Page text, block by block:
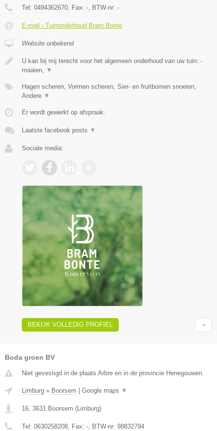
Tel: 0494362670, Fax: -, BTW-nr: -
E-mail › Tuinonderhoud Bram Bonte
Website onbekend
U kan bij mij terecht voor het algemeen onderhoud van uw tuin: -
maaien, ▼
Hagen scheren, Vormen scheren, Sier- en fruitbomen snoeien,
Andere ▼
Er wordt gewerkt op afspraak.
Laatste facebook posts ▼
Sociale media:
BEKIJK VOLLEDIG PROFIEL
Boda groen BV
Niet gevestigd in de plaats Arbre en in de provincie Henegouwen.
Limburg » Boorsem Google maps ▼
16, 3631 Boorsem (Limburg)
Tel: 0630258208, Fax: -, BTW-nr: 98832794